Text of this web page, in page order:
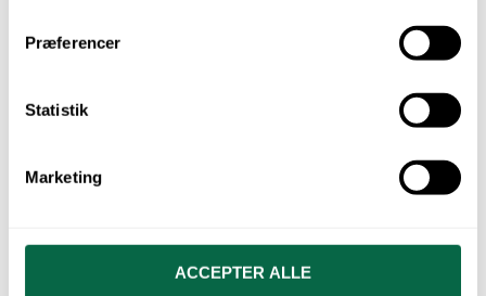
Præferencer
Statistik
Marketing
ACCEPTER ALLE
Sprøjte m. luer-lock, 12 ml, 100 stk.